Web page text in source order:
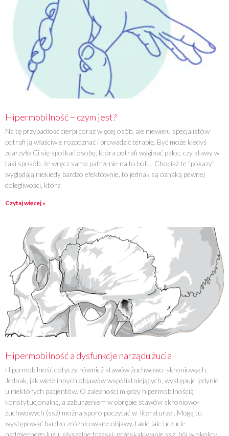
Hipermobilność – czym jest?
Na tę przypadłość cierpi coraz więcej osób, ale niewielu specjalistów
potrafi ją właściwie rozpoznać i prowadzić terapię. Być może kiedyś
zdarzyło Ci się spotkać osobę, która potrafi wyginać palce, czy stawy w
taki sposób, że wręcz samo patrzenie na to boli… Chociaż te “pokazy”
wyglądają niekiedy bardzo efektownie, to jednak są oznaką pewnej
dolegliwości, która
Czytaj więcej »
Hipermobilność a dysfunkcje narządu żucia
Hipermobilność dotyczy również stawów żuchwowo-skroniowych.
Jednak, jak wiele innych objawów współistniejących, występuje jedynie
u niektórych pacjentów. O zależności między hipermobilnością
konstytucjonalną, a zaburzeniem w obrębie stawów skroniowo-
żuchwowych (ssż) można sporo poczytać w literaturze . Mogą tu
występować bardzo zróżnicowane objawy, takie jak: uczucie
nadmiernego luzu, słyszalne trzaski, przeskakiwanie ssż, ból w okolicy